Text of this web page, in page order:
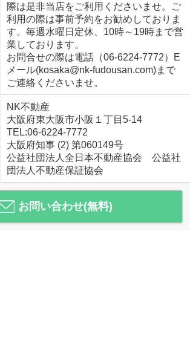
際は是非当店をご利用くださいませ。ご
利用の際は事前予約をお勧めしておりま
す。毎週水曜日定休、10時～19時まで営
業しております。
お問合せの際は電話（06-6224-7772）E
メール(kosaka@nk-fudousan.com)まで
ご連絡くださいませ。
NK不動産
大阪府東大阪市小阪１丁目5-14
TEL:06-6224-7772
大阪府知事 (2) 第060149号
公益社団法人全日本不動産協会 公益社
団法人不動産保証協会
お問い合わせ(無料)